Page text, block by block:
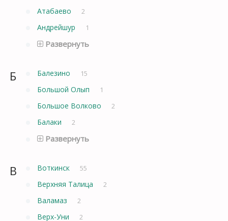
Атабаево 2
Андрейшур 1
Развернуть
Б Балезино 15
Большой Олып 1
Большое Волково 2
Балаки 2
Развернуть
В Воткинск 55
Верхняя Талица 2
Валамаз 2
Верх-Уни 2